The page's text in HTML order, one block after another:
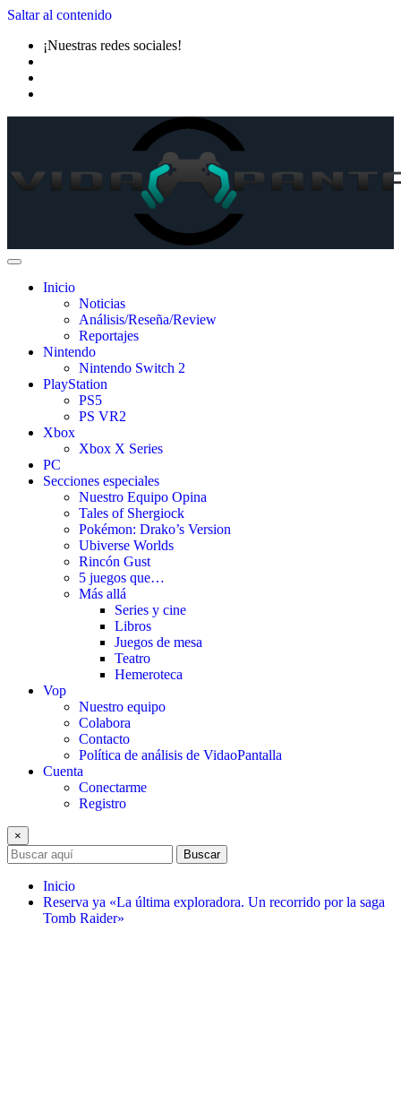
Saltar al contenido
¡Nuestras redes sociales!
Inicio
Noticias
Análisis/Reseña/Review
Reportajes
Nintendo
Nintendo Switch 2
PlayStation
PS5
PS VR2
Xbox
Xbox X Series
PC
Secciones especiales
Nuestro Equipo Opina
Tales of Shergiock
Pokémon: Drako’s Version
Ubiverse Worlds
Rincón Gust
5 juegos que…
Más allá
Series y cine
Libros
Juegos de mesa
Teatro
Hemeroteca
Vop
Nuestro equipo
Colabora
Contacto
Política de análisis de VidaoPantalla
Cuenta
Conectarme
Registro
×
Buscar
Inicio
Reserva ya «La última exploradora. Un recorrido por la saga
Tomb Raider»